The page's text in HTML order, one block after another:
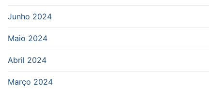
Junho 2024
Maio 2024
Abril 2024
Março 2024